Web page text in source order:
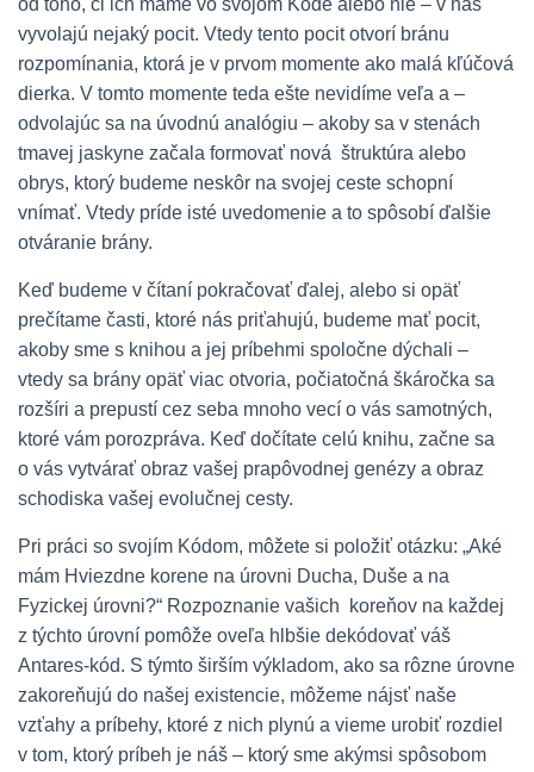
od toho, či ich máme vo svojom Kóde alebo nie – v nás
vyvolajú nejaký pocit. Vtedy tento pocit otvorí bránu
rozpomínania, ktorá je v prvom momente ako malá kľúčová
dierka. V tomto momente teda ešte nevidíme veľa a –
odvolajúc sa na úvodnú analógiu – akoby sa v stenách
tmavej jaskyne začala formovať nová štruktúra alebo
obrys, ktorý budeme neskôr na svojej ceste schopní
vnímať. Vtedy príde isté uvedomenie a to spôsobí ďalšie
otváranie brány.
Keď budeme v čítaní pokračovať ďalej, alebo si opäť
prečítame časti, ktoré nás priťahujú, budeme mať pocit,
akoby sme s knihou a jej príbehmi spoločne dýchali –
vtedy sa brány opäť viac otvoria, počiatočná škáročka sa
rozšíri a prepustí cez seba mnoho vecí o vás samotných,
ktoré vám porozpráva. Keď dočítate celú knihu, začne sa
o vás vytvárať obraz vašej prapôvodnej genézy a obraz
schodiska vašej evolučnej cesty.
Pri práci so svojím Kódom, môžete si položiť otázku: „Aké
mám Hviezdne korene na úrovni Ducha, Duše a na
Fyzickej úrovni?“ Rozpoznanie vašich koreňov na každej
z týchto úrovní pomôže oveľa hlbšie dekódovať váš
Antares-kód. S týmto širším výkladom, ako sa rôzne úrovne
zakoreňujú do našej existencie, môžeme nájsť naše
vzťahy a príbehy, ktoré z nich plynú a vieme urobiť rozdiel
v tom, ktorý príbeh je náš – ktorý sme akýmsi spôsobom